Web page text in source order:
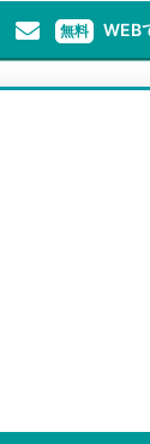
無料 WEB